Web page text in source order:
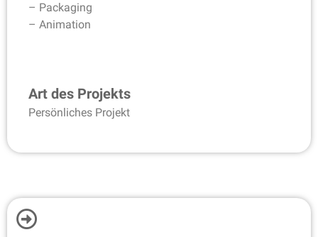
– Packaging
– Animation
Art des Projekts
Persönliches Projekt